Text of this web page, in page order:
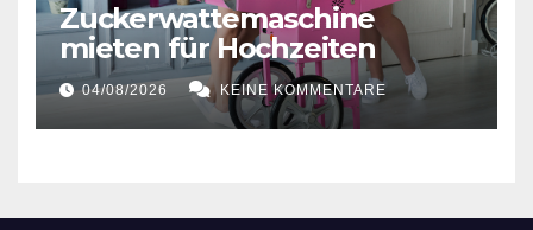
Zuckerwattemaschine
mieten für Hochzeiten
04/08/2026 KEINE KOMMENTARE